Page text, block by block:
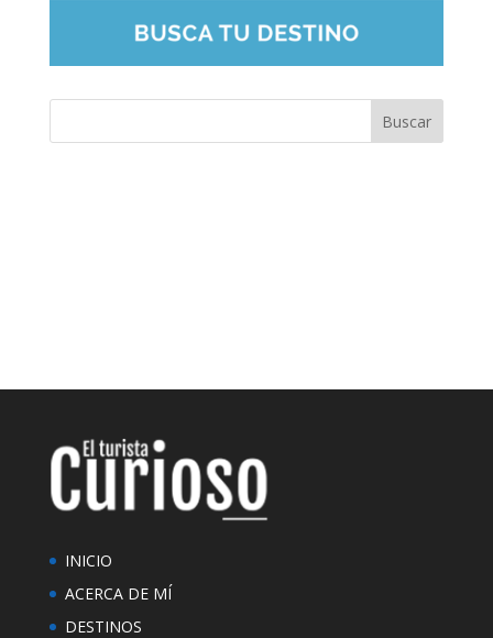
INICIO
ACERCA DE MÍ
DESTINOS